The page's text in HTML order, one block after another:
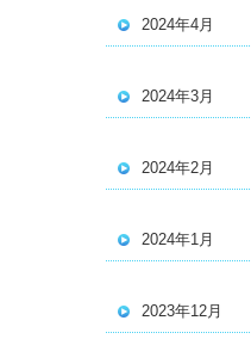
2024年4月
2024年3月
2024年2月
2024年1月
2023年12月